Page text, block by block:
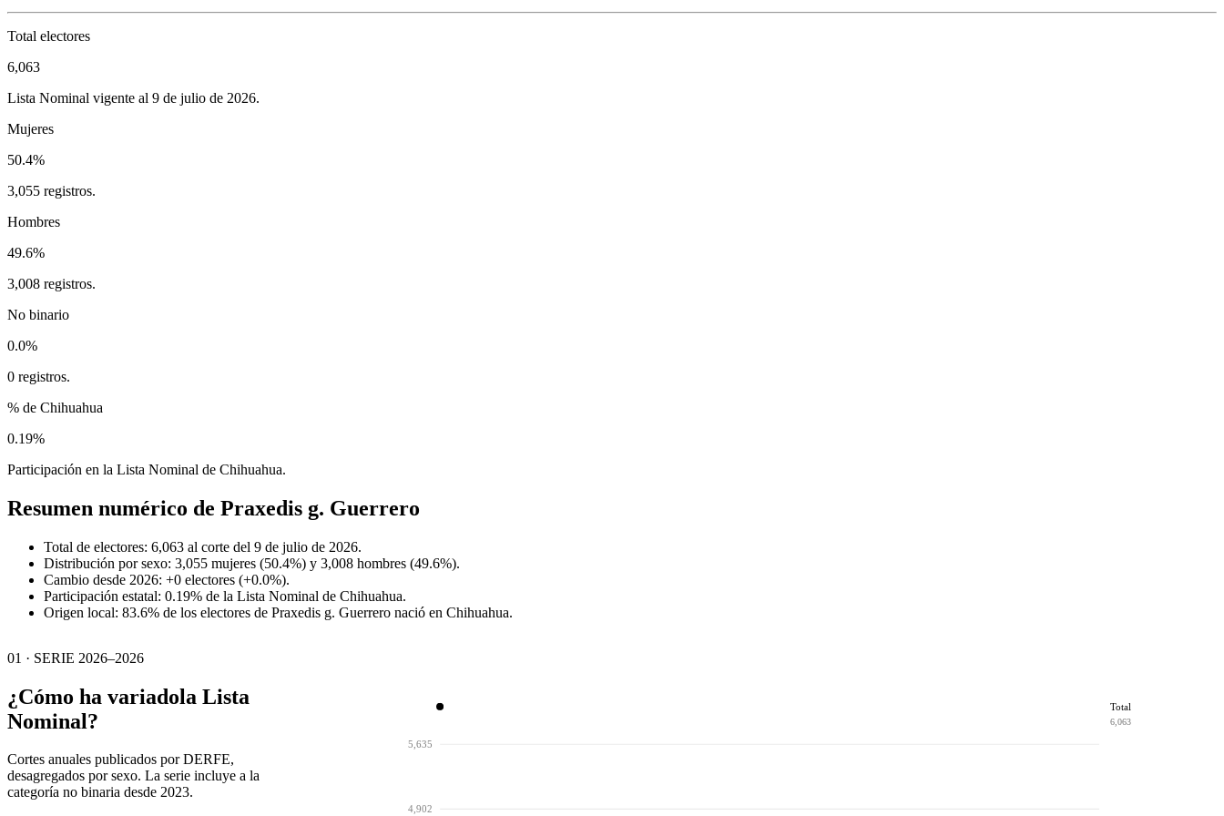
Total electores
6,063
Lista Nominal vigente al 9 de julio de 2026.
Mujeres
50.4%
3,055 registros.
Hombres
49.6%
3,008 registros.
No binario
0.0%
0 registros.
% de Chihuahua
0.19%
Participación en la Lista Nominal de Chihuahua.
Resumen numérico de Praxedis g. Guerrero
Total de electores: 6,063 al corte del 9 de julio de 2026.
Distribución por sexo: 3,055 mujeres (50.4%) y 3,008 hombres (49.6%).
Cambio desde 2026: +0 electores (+0.0%).
Participación estatal: 0.19% de la Lista Nominal de Chihuahua.
Origen local: 83.6% de los electores de Praxedis g. Guerrero nació en Chihuahua.
01 · SERIE 2026–2026
¿Cómo ha variadola Lista
Nominal?
Cortes anuales publicados por DERFE,
desagregados por sexo. La serie incluye a la
categoría no binaria desde 2023.
4,902
5,635
Total
6,063